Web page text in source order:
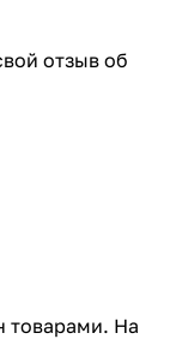
отзыв об
товарами. На